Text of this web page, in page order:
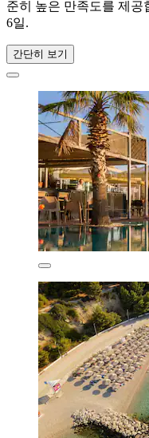
준히 높은 만족도를 제공
6일.
간단히 보기